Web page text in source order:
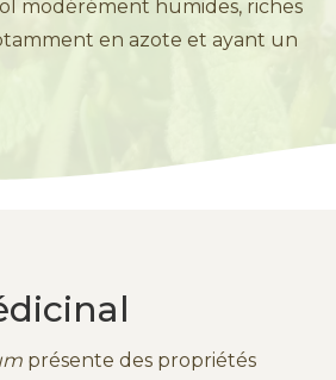
modérément humides, riches
en azote et ayant un
présente des propriétés